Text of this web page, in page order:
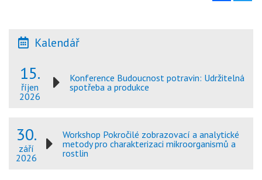
Kalendář
15.
říjen
2026
Konference Budoucnost potravin: Udržitelná
spotřeba a produkce
30.
září
2026
Workshop Pokročilé zobrazovací a analytické
metody pro charakterizaci mikroorganismů a
rostlin